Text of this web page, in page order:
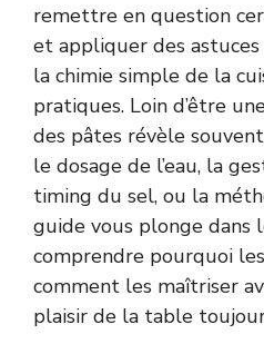
remettre en question
et appliquer des astuces
la chimie simple de la
pratiques. Loin d’être
des pâtes révèle
le dosage de l’eau, la
timing du sel, ou la
guide vous plonge dans
comprendre pourquoi
comment les maîtriser
plaisir de la table